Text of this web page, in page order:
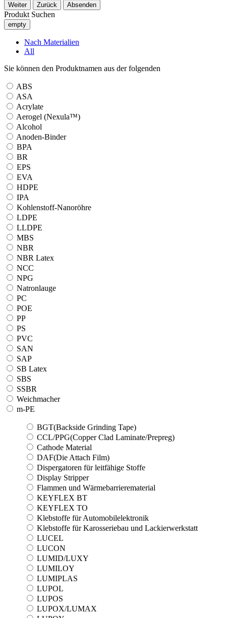
Weiter Zurück Absenden
Produkt Suchen
empty
Nach Materialien
All
Sie können den Produktnamen aus der folgenden
ABS
ASA
Acrylate
Aerogel (Nexula™)
Alcohol
Anoden-Binder
BPA
BR
EPS
EVA
HDPE
IPA
Kohlenstoff-Nanoröhre
LDPE
LLDPE
MBS
NBR
NBR Latex
NCC
NPG
Natronlauge
PC
POE
PP
PS
PVC
SAN
SAP
SB Latex
SBS
SSBR
Weichmacher
m-PE
BGT(Backside Grinding Tape)
CCL/PPG(Copper Clad Laminate/Prepreg)
Cathode Material
DAF(Die Attach Film)
Dispergatoren für leitfähige Stoffe
Display Stripper
Flammen und Wärmebarrierematerial
KEYFLEX BT
KEYFLEX TO
Klebstoffe für Automobilelektronik
Klebstoffe für Karosseriebau und Lackierwerkstatt
LUCEL
LUCON
LUMID/LUXY
LUMILOY
LUMIPLAS
LUPOL
LUPOS
LUPOX/LUMAX